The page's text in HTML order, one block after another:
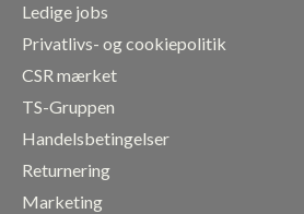
Ledige jobs
Privatlivs- og cookiepolitik
CSR mærket
TS-Gruppen
Handelsbetingelser
Returnering
Marketing